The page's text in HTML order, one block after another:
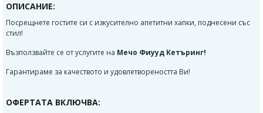
ОПИСАНИЕ:
Посрещнете гостите си с изкусително апетитни хапки, поднесени със
стил!
Възползвайте се от услугите на Мечо Фиууд Кетъринг!
Гарантираме за качеството и удовлетвореността Ви!
ОФЕРТАТА ВКЛЮЧВА: